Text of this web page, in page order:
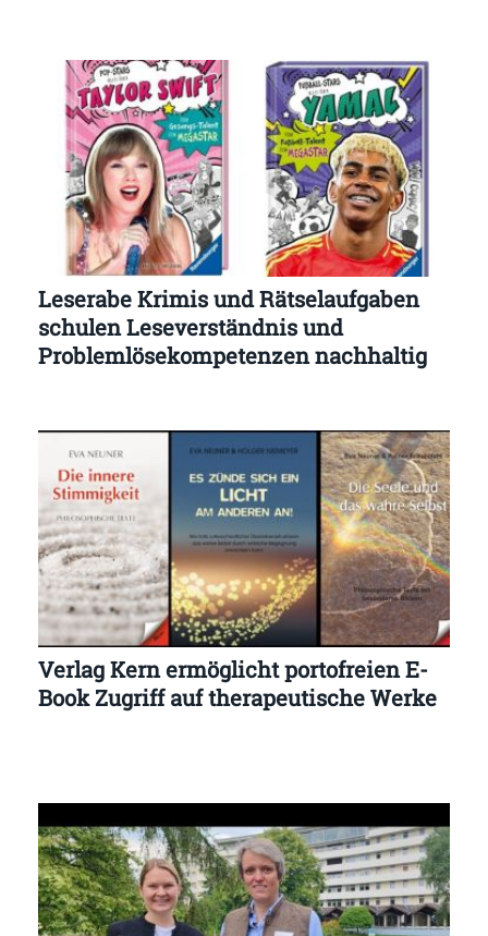
Leserabe Krimis und Rätselaufgaben
schulen Leseverständnis und
Problemlösekompetenzen nachhaltig
Verlag Kern ermöglicht portofreien E-
Book Zugriff auf therapeutische Werke